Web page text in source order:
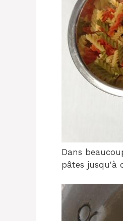
Dans
pâtes jusqu'à